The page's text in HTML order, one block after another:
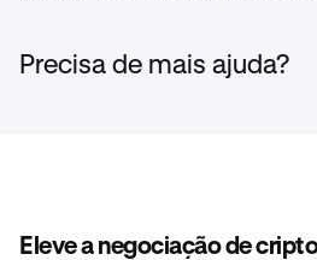
Precisa de mais ajuda?
Eleve a negociação de